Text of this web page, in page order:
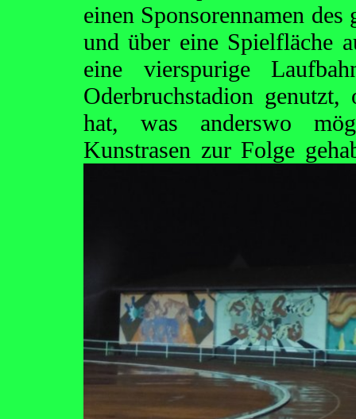
einen Sponsorennamen
und über eine Spielfläche
eine vierspurige
Oderbruchstadion
hat, was anderswo
Kunstrasen zur Folge